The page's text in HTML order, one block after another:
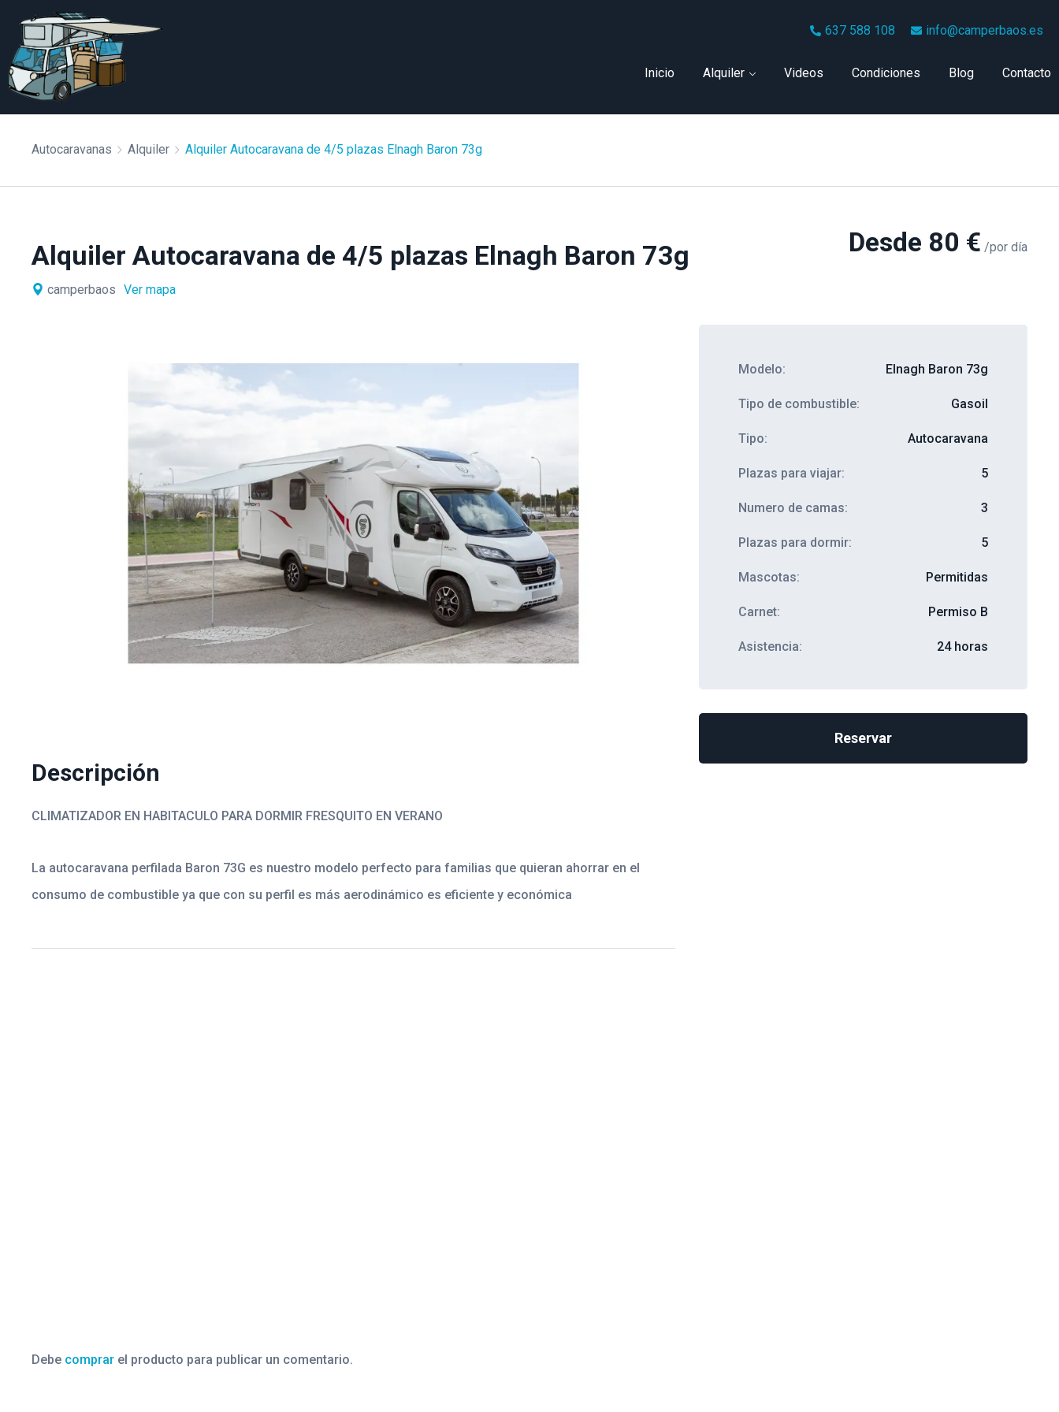
637 588 108 info@camperbaos.es
Inicio Alquiler Videos Condiciones Blog Contacto
Autocaravanas Alquiler Alquiler Autocaravana de 4/5 plazas Elnagh Baron 73g
Alquiler Autocaravana de 4/5 plazas Elnagh Baron 73g
camperbaos Ver mapa
Desde 80 € /por día
Descripción
CLIMATIZADOR EN HABITACULO PARA DORMIR FRESQUITO EN VERANO
La autocaravana perfilada Baron 73G es nuestro modelo perfecto para familias que quieran ahorrar en el
consumo de combustible ya que con su perfil es más aerodinámico es eficiente y económica
Debe comprar el producto para publicar un comentario.
Modelo: Elnagh Baron 73g
Tipo de combustible: Gasoil
Tipo: Autocaravana
Plazas para viajar: 5
Numero de camas: 3
Plazas para dormir: 5
Mascotas: Permitidas
Carnet: Permiso B
Asistencia: 24 horas
Reservar